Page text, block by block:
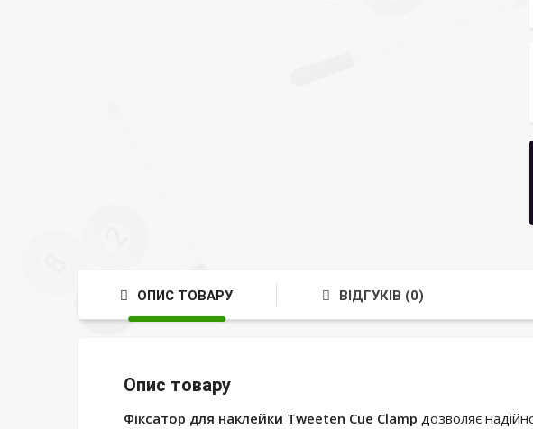
ОПИС ТОВАРУ ВІДГУКІВ (0)
Опис товару
Фіксатор для наклейки Tweeten Cue Clamp дозволяє